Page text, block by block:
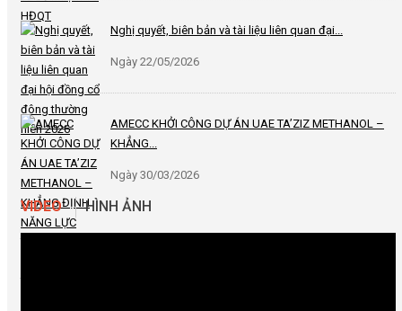
Nghị quyết, biên bản và tài liệu liên quan đại...
Ngày 22/05/2026
AMECC KHỞI CÔNG DỰ ÁN UAE TA’ZIZ METHANOL –
KHẲNG...
Ngày 30/03/2026
VIDEO HÌNH ẢNH